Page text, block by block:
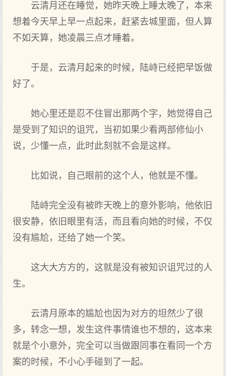
云清月还在睡觉，她昨天晚上睡太晚了，本来
想着今天早上早一点起来，赶紧去城里面，但人算
不如天算，她凌晨三点才睡着。
于是，云清月起来的时候，陆峙已经把早饭做
好了。
她心里还是忍不住冒出那两个字，她觉得自己
是受到了知识的诅咒，当初如果少看两部修仙小
说，少懂一点，此时此刻就不会是这样。
比如说，自己眼前的这个人，他就是不懂。
陆峙完全没有被昨天晚上的意外影响，他依旧
很安静，依旧眼里有活，而且看向她的时候，不仅
没有尴尬，还给了她一个笑。
这大大方方的，这就是没有被知识诅咒过的人
生。
云清月原本的尴尬也因为对方的坦然少了很
多，转念一想，发生这件事情谁也不想的，这本来
就是个小意外，完全可以当做跟同事在看同一个方
案的时候，不小心手碰到了一起。